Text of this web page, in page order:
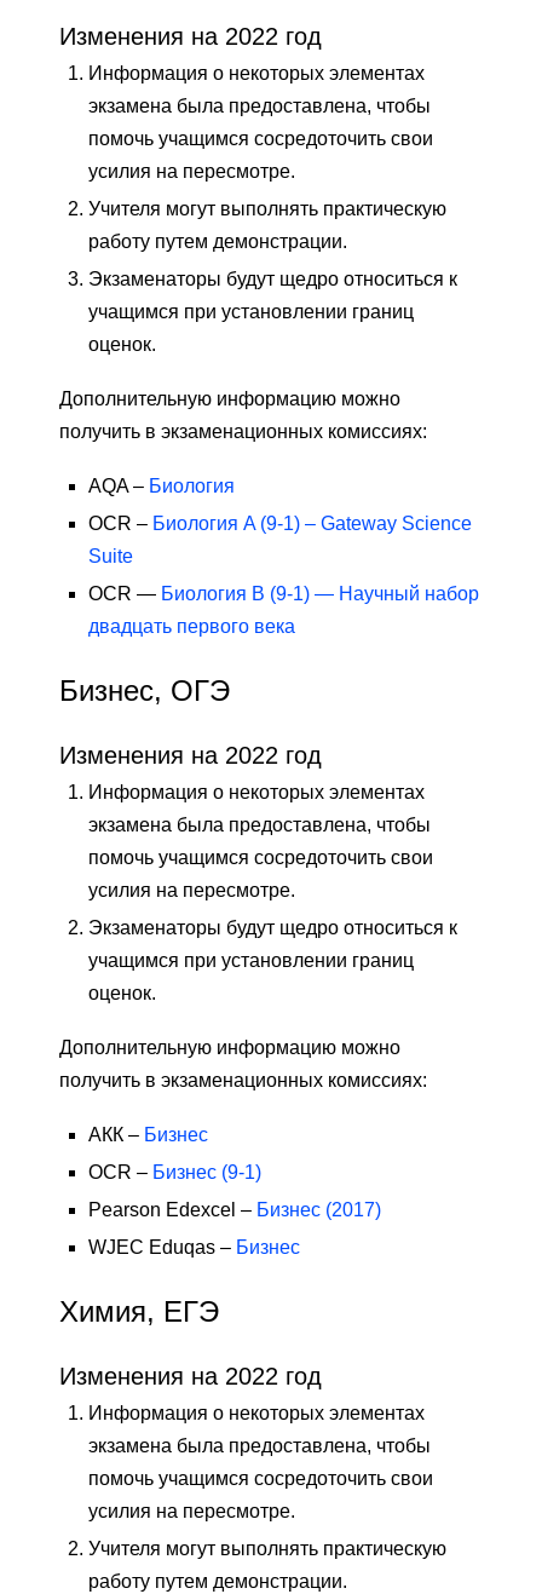
Изменения на 2022 год
Информация о некоторых элементах
экзамена была предоставлена, чтобы
помочь учащимся сосредоточить свои
усилия на пересмотре.
Учителя могут выполнять практическую
работу путем демонстрации.
Экзаменаторы будут щедро относиться к
учащимся при установлении границ
оценок.
Дополнительную информацию можно
получить в экзаменационных комиссиях:
AQA – Биология
OCR – Биология A (9-1) – Gateway Science
Suite
OCR — Биология B (9-1) — Научный набор
двадцать первого века
Бизнес, ОГЭ
Изменения на 2022 год
Информация о некоторых элементах
экзамена была предоставлена, чтобы
помочь учащимся сосредоточить свои
усилия на пересмотре.
Экзаменаторы будут щедро относиться к
учащимся при установлении границ
оценок.
Дополнительную информацию можно
получить в экзаменационных комиссиях:
АКК – Бизнес
OCR – Бизнес (9-1)
Pearson Edexcel – Бизнес (2017)
WJEC Eduqas – Бизнес
Химия, ЕГЭ
Изменения на 2022 год
Информация о некоторых элементах
экзамена была предоставлена, чтобы
помочь учащимся сосредоточить свои
усилия на пересмотре.
Учителя могут выполнять практическую
работу путем демонстрации.